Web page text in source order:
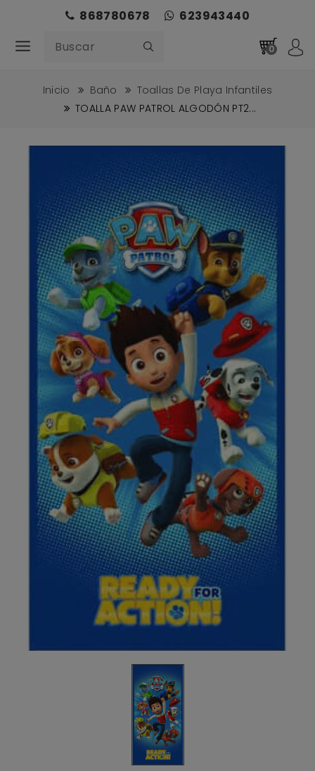
868780678 623943440
0
Inicio Baño
Toallas De Playa Infantiles
TOALLA PAW PATROL ALGODÓN PT2...